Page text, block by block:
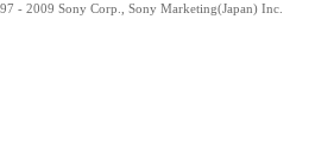
- 2009 Sony Corp., Sony Marketing(Japan) Inc.